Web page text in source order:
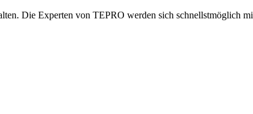
Die Experten von TEPRO werden sich schnellstmöglich mi